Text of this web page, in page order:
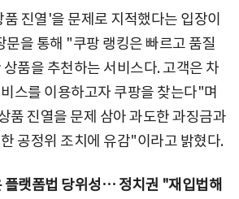
진열'을 문제로 지적했다는 입장이
문을 통해 "쿠팡 랭킹은 빠르고 품질
품을 추천하는 서비스다. 고객은 차
스를 이용하고자 쿠팡을 찾는다"며
품 진열을 문제 삼아 과도한 과징금과
공정위 조치에 유감"이라고 밝혔다.
랫폼법 당위성… 정치권 "재입법해